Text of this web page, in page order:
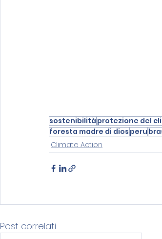
sostenibilità protezione del
foresta madre di dios peru
Climate Action
Post correlati